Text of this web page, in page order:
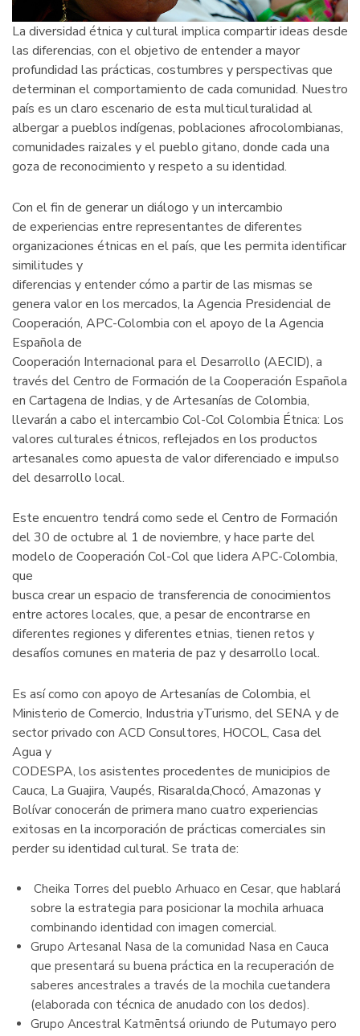
La diversidad étnica y cultural implica compartir ideas desde
las diferencias, con el objetivo de entender a mayor
profundidad las prácticas, costumbres y perspectivas que
determinan el comportamiento de cada comunidad. Nuestro
país es un claro escenario de esta multiculturalidad al
albergar a pueblos indígenas, poblaciones afrocolombianas,
comunidades raizales y el pueblo gitano, donde cada una
goza de reconocimiento y respeto a su identidad.
Con el fin de generar un diálogo y un intercambio
de experiencias entre representantes de diferentes
organizaciones étnicas en el país, que les permita identificar
similitudes y
diferencias y entender cómo a partir de las mismas se
genera valor en los mercados, la Agencia Presidencial de
Cooperación, APC-Colombia con el apoyo de la Agencia
Española de
Cooperación Internacional para el Desarrollo (AECID), a
través del Centro de Formación de la Cooperación Española
en Cartagena de Indias, y de Artesanías de Colombia,
llevarán a cabo el intercambio Col-Col Colombia Étnica: Los
valores culturales étnicos, reflejados en los productos
artesanales como apuesta de valor diferenciado e impulso
del desarrollo local.
Este encuentro tendrá como sede el Centro de Formación
del 30 de octubre al 1 de noviembre, y hace parte del
modelo de Cooperación Col-Col que lidera APC-Colombia,
que
busca crear un espacio de transferencia de conocimientos
entre actores locales, que, a pesar de encontrarse en
diferentes regiones y diferentes etnias, tienen retos y
desafíos comunes en materia de paz y desarrollo local.
Es así como con apoyo de Artesanías de Colombia, el
Ministerio de Comercio, Industria yTurismo, del SENA y de
sector privado con ACD Consultores, HOCOL, Casa del
Agua y
CODESPA, los asistentes procedentes de municipios de
Cauca, La Guajira, Vaupés, Risaralda,Chocó, Amazonas y
Bolívar conocerán de primera mano cuatro experiencias
exitosas en la incorporación de prácticas comerciales sin
perder su identidad cultural. Se trata de:
Cheika Torres del pueblo Arhuaco en Cesar, que hablará
sobre la estrategia para posicionar la mochila arhuaca
combinando identidad con imagen comercial.
Grupo Artesanal Nasa de la comunidad Nasa en Cauca
que presentará su buena práctica en la recuperación de
saberes ancestrales a través de la mochila cuetandera
(elaborada con técnica de anudado con los dedos).
Grupo Ancestral Katmēntsá oriundo de Putumayo pero